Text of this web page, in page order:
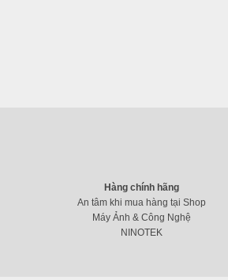
Hàng chính hãng
An tâm khi mua hàng tại Shop
Máy Ảnh & Công Nghệ
NINOTEK